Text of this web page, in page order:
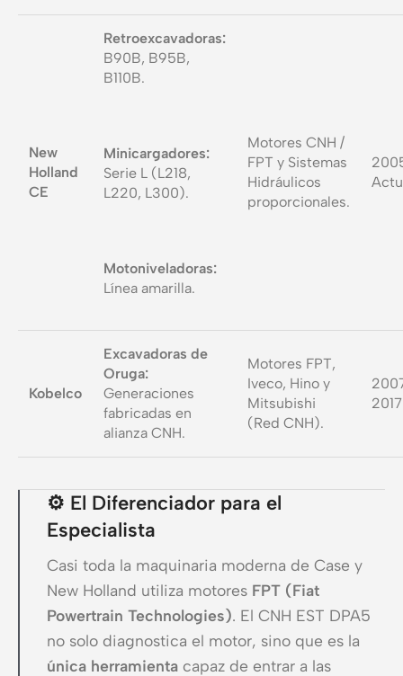
New
Holland
CE
Retroexcavadoras:
B90B, B95B,
B110B.
Minicargadores:
Serie L (L218,
L220, L300).
Motoniveladoras:
Línea amarilla.
Motores CNH /
FPT y Sistemas
Hidráulicos
proporcionales.
Kobelco
Excavadoras de
Oruga:
Generaciones
fabricadas en
alianza CNH.
Motores FPT,
Iveco, Hino y
Mitsubishi
(Red CNH).
2017
⚙️ El Diferenciador para el
Especialista
Casi toda la maquinaria moderna de Case y
New Holland utiliza motores FPT (Fiat
Powertrain Technologies). El CNH EST DPA5
no solo diagnostica el motor, sino que es la
única herramienta capaz de entrar a las